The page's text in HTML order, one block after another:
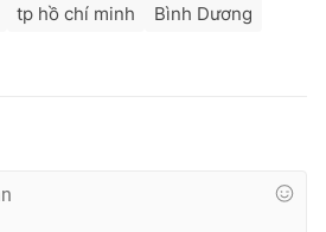
tp hồ chí minh
Bình Dương